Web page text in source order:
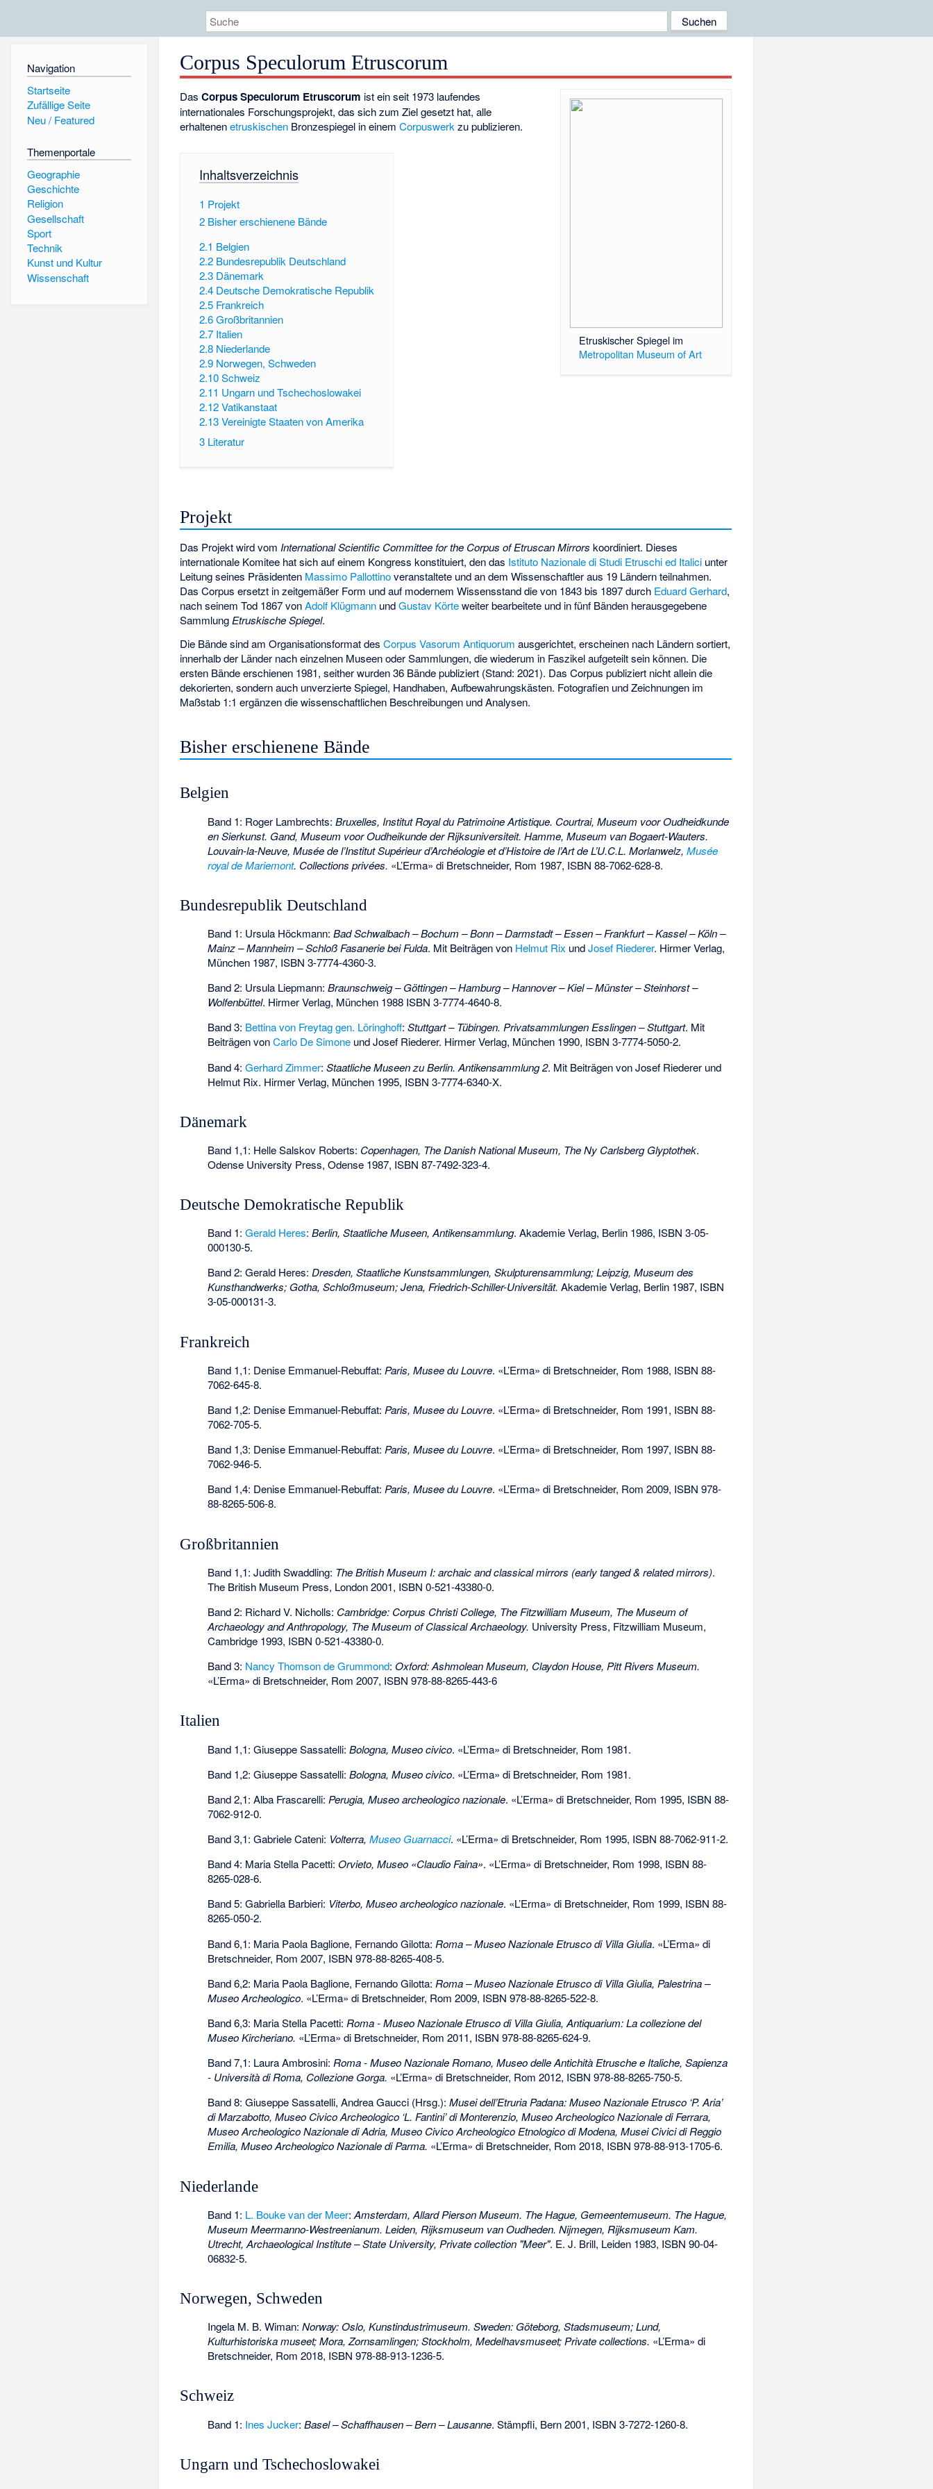
Navigation
Startseite
Zufällige Seite
Neu / Featured
Themenportale
Geographie
Geschichte
Religion
Gesellschaft
Sport
Technik
Kunst und Kultur
Wissenschaft
Corpus Speculorum Etruscorum
Etruskischer Spiegel im
Metropolitan Museum of Art
DasCorpus Speculorum Etruscorum ist ein seit 1973 laufendes
internationales Forschungsprojekt, das sich zum Ziel gesetzt hat, alle
erhaltenenetruskischen Bronzespiegel in einemCorpuswerkzu publizieren.
Inhaltsverzeichnis
1 Projekt
2 Bisher erschienene Bände
2.1 Belgien
2.2 Bundesrepublik Deutschland
2.3 Dänemark
2.4 Deutsche Demokratische Republik
2.5 Frankreich
2.6Großbritannien
2.7 Italien
2.8 Niederlande
2.9 Norwegen, Schweden
2.10Schweiz
2.11 Ungarn und Tschechoslowakei
2.12Vatikanstaat
2.13Vereinigte Staaten von Amerika
3 Literatur
Projekt
Das Projekt wird vom International Scientific Committee for the Corpus of Etruscan Mirrors koordiniert. Dieses
internationale Komitee hat sich auf einem Kongress konstituiert, den das Istituto Nazionale di Studi Etruschi ed Italici unter
Leitung seines Präsidenten Massimo Pallottinoveranstaltete und an dem Wissenschaftler aus 19 Ländern teilnahmen.
Das Corpus ersetzt in zeitgemäßer Form und auf modernem Wissensstand die von 1843 bis 1897 durch Eduard Gerhard,
nach seinem Tod 1867 vonAdolf Klügmann undGustav Körteweiter bearbeitete und in fünf Bänden herausgegebene
Sammlung Etruskische Spiegel.
Die Bände sind am Organisationsformat desCorpus Vasorum Antiquorum ausgerichtet, erscheinen nach Ländern sortiert,
innerhalb der Länder nach einzelnen Museen oder Sammlungen, die wiederum in Faszikel aufgeteilt sein können. Die
ersten Bände erschienen 1981, seither wurden 36 Bände publiziert (Stand: 2021). Das Corpus publiziert nicht allein die
dekorierten, sondern auch unverzierte Spiegel, Handhaben, Aufbewahrungskästen. Fotografien und Zeichnungen im
Maßstab 1:1 ergänzen die wissenschaftlichen Beschreibungen und Analysen.
Bisher erschienene Bände
Belgien
Band 1: Roger Lambrechts:Bruxelles, Institut Royal du Patrimoine Artistique. Courtrai, Museum voor Oudheidkunde
en Sierkunst. Gand, Museum voor Oudheikunde der Rijksuniversiteit. Hamme, Museum van Bogaert-Wauters.
Louvain-la-Neuve, Musée de l’Institut Supérieur d’Archéologie et d’Histoire de l’Art de L’U.C.L. Morlanwelz,Musée
royal de Mariemont. Collections privées. «L’Erma» di Bretschneider, Rom 1987, ISBN 88-7062-628-8.
Bundesrepublik Deutschland
Band 1: Ursula Höckmann:Bad Schwalbach – Bochum – Bonn – Darmstadt – Essen – Frankfurt – Kassel – Köln –
Mainz – Mannheim – Schloß Fasanerie bei Fulda. Mit Beiträgen von Helmut Rix undJosef Riederer. Hirmer Verlag,
München 1987, ISBN 3-7774-4360-3.
Band 2: Ursula Liepmann:Braunschweig – Göttingen – Hamburg – Hannover – Kiel – Münster – Steinhorst –
Wolfenbüttel. Hirmer Verlag, München 1988 ISBN 3-7774-4640-8.
Band 3: Bettina von Freytag gen. Löringhoff:Stuttgart – Tübingen. Privatsammlungen Esslingen – Stuttgart. Mit
Beiträgen vonCarlo De Simone und Josef Riederer. Hirmer Verlag, München 1990, ISBN 3-7774-5050-2.
Band 4:Gerhard Zimmer:Staatliche Museen zu Berlin. Antikensammlung 2. Mit Beiträgen von Josef Riederer und
Helmut Rix. Hirmer Verlag, München 1995, ISBN 3-7774-6340-X.
Dänemark
Band 1,1: Helle Salskov Roberts: Copenhagen, The Danish National Museum, The Ny Carlsberg Glyptothek.
Odense University Press, Odense 1987, ISBN 87-7492-323-4.
Deutsche Demokratische Republik
Band 1:Gerald Heres:Berlin, Staatliche Museen, Antikensammlung. Akademie Verlag, Berlin 1986, ISBN 3-05-
000130-5.
Band 2: Gerald Heres:Dresden, Staatliche Kunstsammlungen, Skulpturensammlung; Leipzig, Museum des
Kunsthandwerks; Gotha, Schloßmuseum; Jena, Friedrich-Schiller-Universität. Akademie Verlag, Berlin 1987, ISBN
3-05-000131-3.
Frankreich
Band 1,1: Denise Emmanuel-Rebuffat: Paris, Musee du Louvre. «L’Erma» di Bretschneider, Rom 1988, ISBN 88-
7062-645-8.
Band 1,2: Denise Emmanuel-Rebuffat: Paris, Musee du Louvre. «L’Erma» di Bretschneider, Rom 1991, ISBN 88-
7062-705-5.
Band 1,3: Denise Emmanuel-Rebuffat:Paris, Musee du Louvre. «L’Erma» di Bretschneider, Rom 1997, ISBN 88-
7062-946-5.
Band 1,4: Denise Emmanuel-Rebuffat:Paris, Musee du Louvre. «L’Erma» di Bretschneider, Rom 2009, ISBN 978-
88-8265-506-8.
Großbritannien
Band 1,1: Judith Swaddling: The British Museum I: archaic and classical mirrors (early tanged & related mirrors).
The British Museum Press, London 2001, ISBN 0-521-43380-0.
Band 2: Richard V. Nicholls: Cambridge: Corpus Christi College, The Fitzwilliam Museum, The Museum of
Archaeology and Anthropology, The Museum of Classical Archaeology. University Press, Fitzwilliam Museum,
Cambridge 1993, ISBN 0-521-43380-0.
Band 3: Nancy Thomson de Grummond:Oxford: Ashmolean Museum, Claydon House, Pitt Rivers Museum.
«L’Erma» di Bretschneider, Rom 2007, ISBN 978-88-8265-443-6
Italien
Band 1,1: Giuseppe Sassatelli:Bologna, Museo civico. «L’Erma» di Bretschneider, Rom 1981.
Band 1,2: Giuseppe Sassatelli:Bologna, Museo civico. «L’Erma» di Bretschneider, Rom 1981.
Band 2,1: Alba Frascarelli: Perugia, Museo archeologico nazionale. «L’Erma» di Bretschneider, Rom 1995, ISBN 88-
7062-912-0.
Band 3,1: Gabriele Cateni: Volterra,Museo Guarnacci. «L’Erma» di Bretschneider, Rom 1995, ISBN 88-7062-911-2.
Band 4: Maria Stella Pacetti:Orvieto, Museo «Claudio Faina». «L’Erma» di Bretschneider, Rom 1998, ISBN 88-
8265-028-6.
Band 5: Gabriella Barbieri: Viterbo, Museo archeologico nazionale. «L’Erma» di Bretschneider, Rom 1999, ISBN 88-
8265-050-2.
Band 6,1: Maria Paola Baglione, Fernando Gilotta: Roma – Museo Nazionale Etrusco di Villa Giulia. «L’Erma» di
Bretschneider, Rom 2007, ISBN 978-88-8265-408-5.
Band 6,2: Maria Paola Baglione, Fernando Gilotta: Roma – Museo Nazionale Etrusco di Villa Giulia, Palestrina –
Museo Archeologico. «L’Erma» di Bretschneider, Rom 2009, ISBN 978-88-8265-522-8.
Band 6,3: Maria Stella Pacetti: Roma - Museo Nazionale Etrusco di Villa Giulia, Antiquarium: La collezione del
Museo Kircheriano. «L’Erma» di Bretschneider, Rom 2011, ISBN 978-88-8265-624-9.
Band 7,1: Laura Ambrosini:Roma - Museo Nazionale Romano, Museo delle Antichità Etrusche e Italiche, Sapienza
- Università di Roma, Collezione Gorga. «L’Erma» di Bretschneider, Rom 2012, ISBN 978-88-8265-750-5.
Band 8: Giuseppe Sassatelli, Andrea Gaucci (Hrsg.):Musei dell’Etruria Padana: Museo Nazionale Etrusco ‘P. Aria’
di Marzabotto, Museo Civico Archeologico ‘L. Fantini’ di Monterenzio, Museo Archeologico Nazionale di Ferrara,
Museo Archeologico Nazionale di Adria, Museo Civico Archeologico Etnologico di Modena, Musei Civici di Reggio
Emilia, Museo Archeologico Nazionale di Parma. «L’Erma» di Bretschneider, Rom 2018, ISBN 978-88-913-1705-6.
Niederlande
Band 1: L. Bouke van der Meer:Amsterdam, Allard Pierson Museum. The Hague, Gemeentemuseum. The Hague,
Museum Meermanno-Westreenianum. Leiden, Rijksmuseum van Oudheden. Nijmegen, Rijksmuseum Kam.
Utrecht, Archaeological Institute – State University, Private collection "Meer". E. J. Brill, Leiden 1983, ISBN 90-04-
06832-5.
Norwegen, Schweden
Ingela M. B. Wiman:Norway: Oslo, Kunstindustrimuseum. Sweden: Göteborg, Stadsmuseum; Lund,
Kulturhistoriska museet; Mora, Zornsamlingen; Stockholm, Medelhavsmuseet; Private collections. «L’Erma» di
Bretschneider, Rom 2018, ISBN 978-88-913-1236-5.
Schweiz
Band 1: Ines Jucker:Basel – Schaffhausen – Bern – Lausanne. Stämpfli, Bern 2001, ISBN 3-7272-1260-8.
Ungarn und Tschechoslowakei